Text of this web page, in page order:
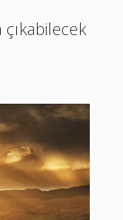
çıkabilecek